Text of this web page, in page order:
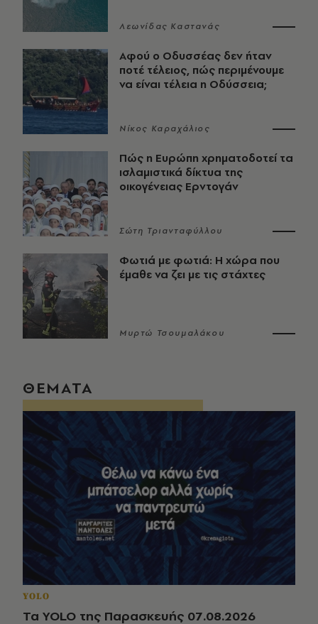
Λεωνίδας Καστανάς
Αφού ο Οδυσσέας δεν ήταν
ποτέ τέλειος, πώς περιμένουμε
να είναι τέλεια η Οδύσσεια;
Νίκος Καραχάλιος
Πώς η Ευρώπη χρηματοδοτεί τα
ισλαμιστικά δίκτυα της
οικογένειας Ερντογάν
Σώτη Τριανταφύλλου
Φωτιά με φωτιά: Η χώρα που
έμαθε να ζει με τις στάχτες
Μυρτώ Τσουμαλάκου
ΘΕΜΑΤΑ
YOLO
Τα YOLO της Παρασκευής 07.08.2026